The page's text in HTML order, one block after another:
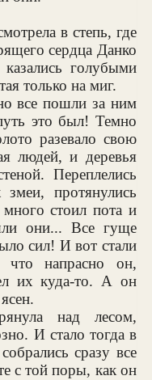
в степь, где
сердца Данко
голубыми
только на миг.
все пошли за ним
это был! Темно
разевало свою
людей, и деревья
Переплелись
протянулись
стоил пота и
они... Все гуще
сил! И вот стали
что напрасно он,
их куда-то. А он
над лесом,
И стало тогда в
сразу все
с той поры, как он